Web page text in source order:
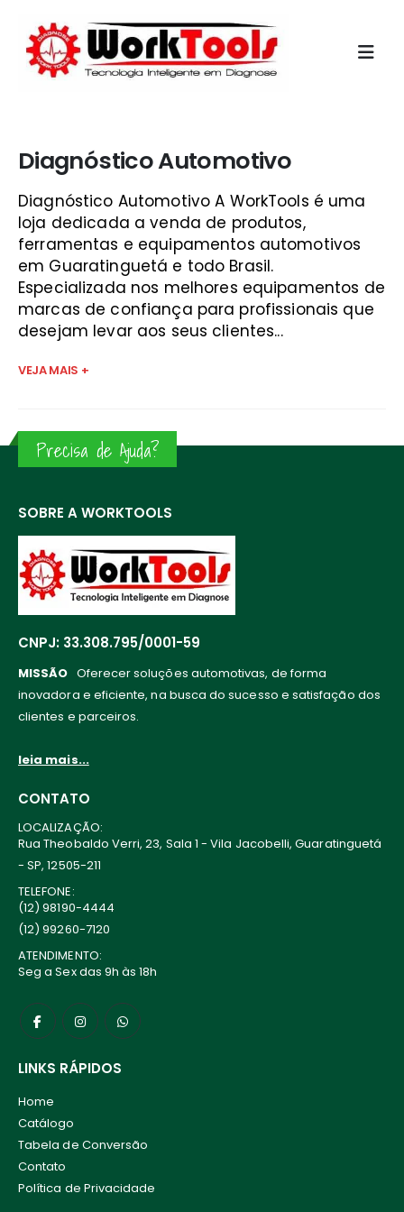
Diagnóstico Automotivo
Diagnóstico Automotivo A WorkTools é uma
loja dedicada a venda de produtos,
ferramentas e equipamentos automotivos
em Guaratinguetá e todo Brasil.
Especializada nos melhores equipamentos de
marcas de confiança para profissionais que
desejam levar aos seus clientes...
VEJA MAIS +
Precisa de Ajuda?
SOBRE A WORKTOOLS
CNPJ: 33.308.795/0001-59
MISSÃO Oferecer soluções automotivas, de forma
inovadora e eficiente, na busca do sucesso e satisfação dos
clientes e parceiros.
leia mais...
CONTATO
LOCALIZAÇÃO:
Rua Theobaldo Verri, 23, Sala 1 - Vila Jacobelli, Guaratinguetá
- SP, 12505-211
TELEFONE:
(12) 98190-4444
(12) 99260-7120
ATENDIMENTO:
Seg a Sex das 9h às 18h
LINKS RÁPIDOS
Home
Catálogo
Tabela de Conversão
Contato
Política de Privacidade